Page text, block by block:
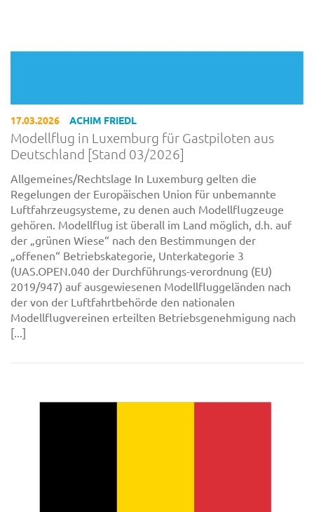
17.03.2026 ACHIM FRIEDL
Modellflug in Luxemburg für Gastpiloten aus
Deutschland [Stand 03/2026]
Allgemeines/Rechtslage In Luxemburg gelten die
Regelungen der Europäischen Union für unbemannte
Luftfahrzeugsysteme, zu denen auch Modellflugzeuge
gehören. Modellflug ist überall im Land möglich, d.h. auf
der „grünen Wiese“ nach den Bestimmungen der
„offenen“ Betriebskategorie, Unterkategorie 3
(UAS.OPEN.040 der Durchführungs-verordnung (EU)
2019/947) auf ausgewiesenen Modellfluggeländen nach
der von der Luftfahrtbehörde den nationalen
Modellflugvereinen erteilten Betriebsgenehmigung nach
[...]